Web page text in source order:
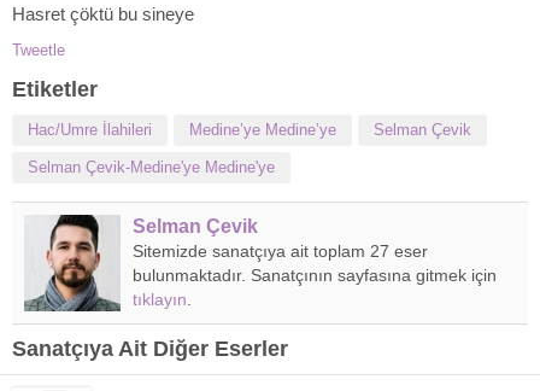
Hasret çöktü bu sineye
Tweetle
Etiketler
Hac/Umre İlahileri Medine’ye Medine’ye Selman Çevik
Selman Çevik-Medine'ye Medine'ye
Selman Çevik
Sitemizde sanatçıya ait toplam 27 eser
bulunmaktadır. Sanatçının sayfasına gitmek için
tıklayın
Sanatçıya Ait Diğer Eserler